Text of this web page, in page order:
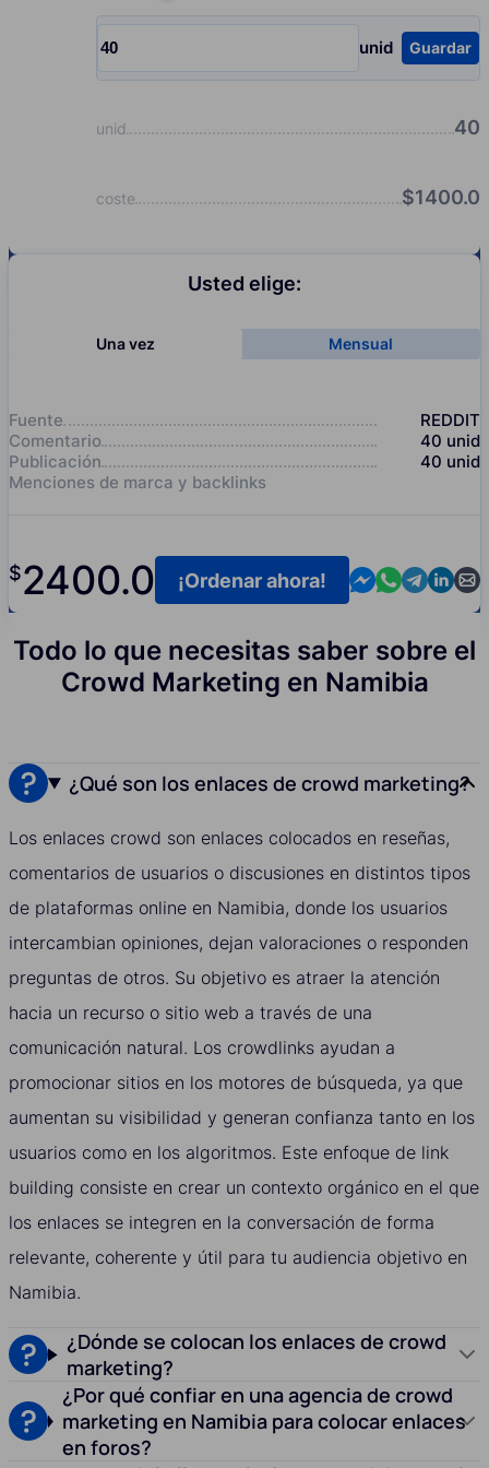
unid
Input quantity, pcs Guardar
unid 40
coste $1400.0
Usted elige:
Una vez Mensual
Fuente
REDDIT
Comentario
40 unid
Publicación
40 unid
Menciones de marca y backlinks
$2400.0 Contact us in
Contact us
Contact
¡Ordenar ahora!
Todo lo que necesitas saber sobre el
Crowd Marketing en Namibia
¿Qué son los enlaces de crowd marketing?
Los enlaces crowd son enlaces colocados en reseñas,
comentarios de usuarios o discusiones en distintos tipos
de plataformas online en Namibia, donde los usuarios
intercambian opiniones, dejan valoraciones o responden
preguntas de otros. Su objetivo es atraer la atención
hacia un recurso o sitio web a través de una
comunicación natural. Los crowdlinks ayudan a
promocionar sitios en los motores de búsqueda, ya que
aumentan su visibilidad y generan confianza tanto en los
usuarios como en los algoritmos. Este enfoque de link
building consiste en crear un contexto orgánico en el que
los enlaces se integren en la conversación de forma
relevante, coherente y útil para tu audiencia objetivo en
Namibia.
¿Dónde se colocan los enlaces de crowd
marketing?
¿Por qué confiar en una agencia de crowd
marketing en Namibia para colocar enlaces
en foros?